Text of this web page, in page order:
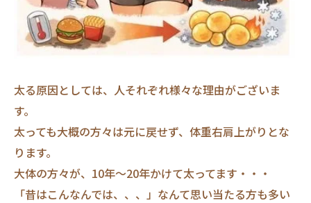
太る原因としては、人それぞれ様々な理由がございま
す。
太っても大概の方々は元に戻せず、体重右肩上がりとな
ります。
大体の方々が、10年～20年かけて太ってます・・・
「昔はこんなんでは、、、」なんて思い当たる方も多い